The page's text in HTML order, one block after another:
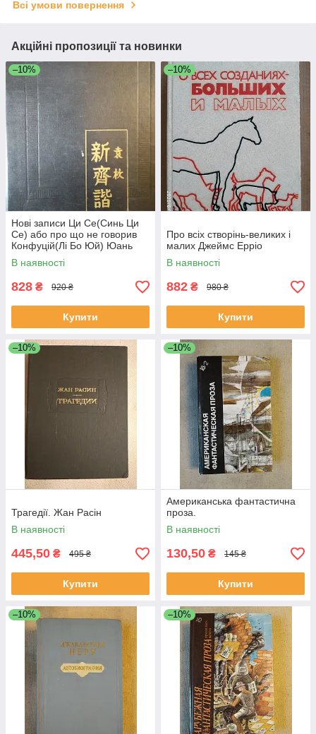
Всі умови повернення
Акційні пропозиції та новинки
–10%
Нові записи Ци Се(Синь Ци
Се) або про що не говорив
Конфуцій(Лі Бо Юй) Юань
Мей
В наявності
828 ₴ 920 ₴
Купити
–10%
Про всіх створінь-великих і
малих Джеймс Ерріо
В наявності
882 ₴ 980 ₴
Купити
–10%
Трагедії. Жан Расін
В наявності
445,50 ₴ 495 ₴
Купити
–10%
Американська фантастична
проза.
В наявності
130,50 ₴ 145 ₴
Купити
–10% –10%